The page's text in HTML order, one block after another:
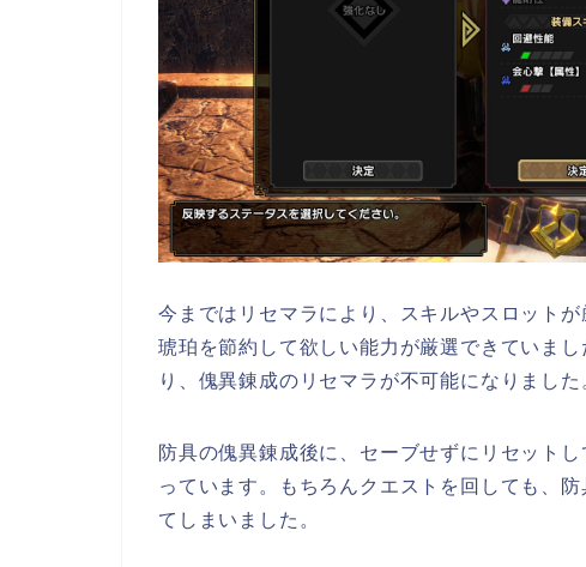
今まではリセマラにより、スキルやスロット
琥珀を節約して欲しい能力が厳選できていま
り、傀異錬成のリセマラが不可能になりました
防具の傀異錬成後に、セーブせずにリセット
っています。もちろんクエストを回しても、
てしまいました。